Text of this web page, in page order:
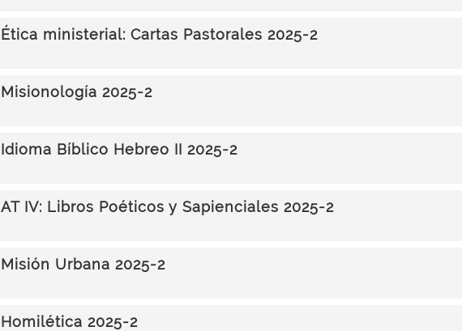
Ética ministerial: Cartas Pastorales 2025-2
Misionología 2025-2
Idioma Bíblico Hebreo II 2025-2
AT IV: Libros Poéticos y Sapienciales 2025-2
Misión Urbana 2025-2
Homilética 2025-2